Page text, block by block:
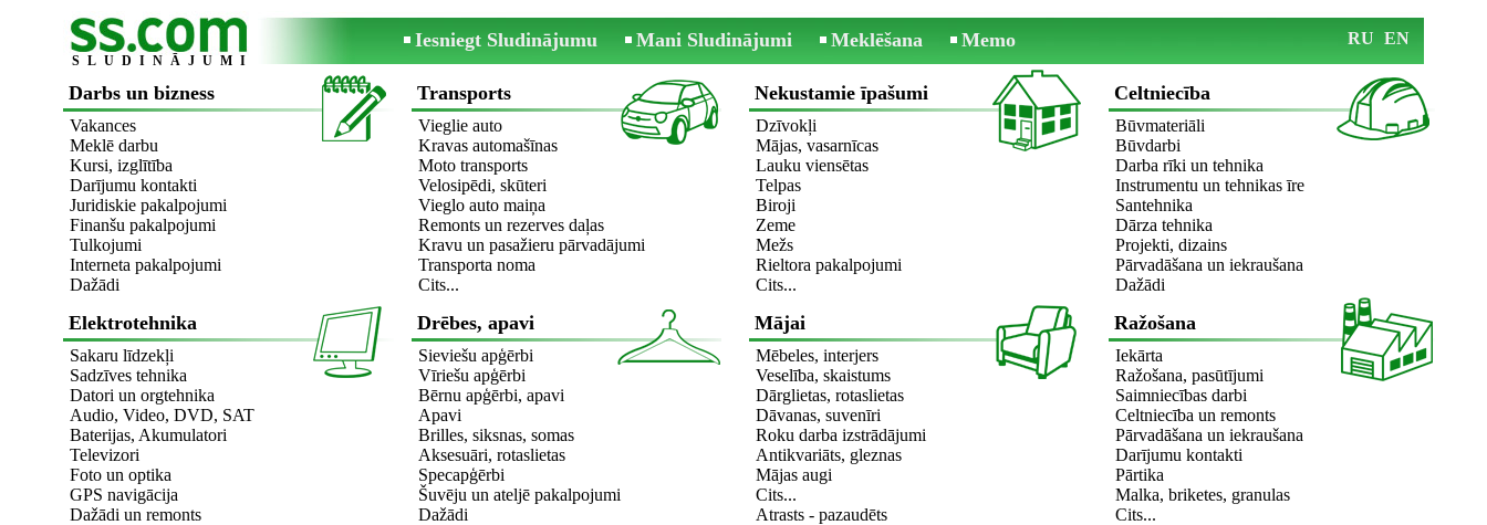
SLUDINĀJUMI
Iesniegt Sludinājumu Mani Sludinājumi Meklēšana Memo RU EN
Darbs un bizness
Vakances
Meklē darbu
Kursi, izglītība
Darījumu kontakti
Juridiskie pakalpojumi
Finanšu pakalpojumi
Tulkojumi
Interneta pakalpojumi
Dažādi
Transports
Vieglie auto
Kravas automašīnas
Moto transports
Velosipēdi, skūteri
Vieglo auto maiņa
Remonts un rezerves daļas
Kravu un pasažieru pārvadājumi
Transporta noma
Cits...
Nekustamie īpašumi
Dzīvokļi
Mājas, vasarnīcas
Lauku viensētas
Telpas
Biroji
Zeme
Mežs
Rieltora pakalpojumi
Cits...
Celtniecība
Būvmateriāli
Būvdarbi
Darba rīki un tehnika
Instrumentu un tehnikas īre
Santehnika
Dārza tehnika
Projekti, dizains
Pārvadāšana un iekraušana
Dažādi
Elektrotehnika
Sakaru līdzekļi
Sadzīves tehnika
Datori un orgtehnika
Audio, Video, DVD, SAT
Baterijas, Akumulatori
Televizori
Foto un optika
GPS navigācija
Dažādi un remonts
Drēbes, apavi
Sieviešu apģērbi
Vīriešu apģērbi
Bērnu apģērbi, apavi
Apavi
Brilles, siksnas, somas
Aksesuāri, rotaslietas
Specapģērbi
Šuvēju un ateljē pakalpojumi
Dažādi
Mājai
Mēbeles, interjers
Veselība, skaistums
Dārglietas, rotaslietas
Dāvanas, suvenīri
Roku darba izstrādājumi
Antikvariāts, gleznas
Mājas augi
Cits...
Atrasts - pazaudēts
Ražošana
Iekārta
Ražošana, pasūtījumi
Saimniecības darbi
Celtniecība un remonts
Pārvadāšana un iekraušana
Darījumu kontakti
Pārtika
Malka, briketes, granulas
Cits...